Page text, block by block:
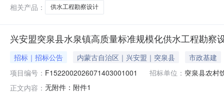
相关产品：
供水工程勘察设计
兴安盟突泉县水泉镇高质量标准规模化供水工程勘察
招标｜招标公告 内蒙古自治区｜兴安盟｜突泉县
市政基建
项目编号： F1522002026071403001001 招标单位： 突泉县农村
正文内容： 无附件：附件1